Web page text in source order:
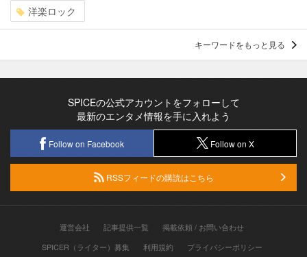
洋楽ロック
キーワードをもっと見る
SPICEの公式アカウントをフォローして
最新のエンタメ情報を手に入れよう
Follow on Facebook Follow on X
RSSフィードの購読はこちら
運営会社 記事提供一覧
掲載依頼 / お問い合わせ
SPICER（ライター）募集
利用規約 プライバシーポリシー